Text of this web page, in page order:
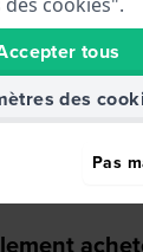
tous
des
Pas